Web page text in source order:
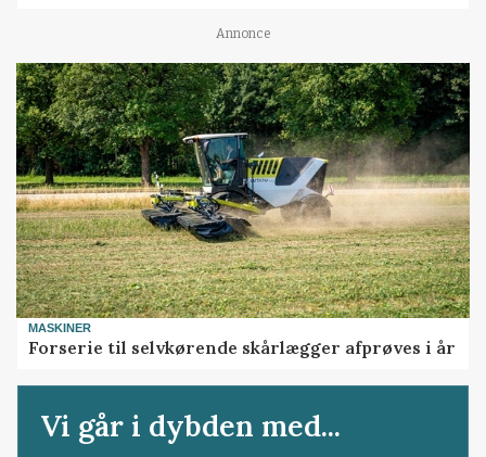
Annonce
MASKINER
Forserie til selvkørende skårlægger afprøves i år
Vi går i dybden med...